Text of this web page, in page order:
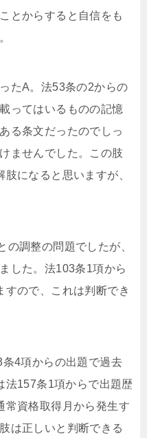
とからすると自信をも
たA。法53条の2からの
ってはいるものの記憶
る条文だったのでしっ
ませんでした。この肢
になると思いますが、
調整の問題でしたが、
した。法103条1項から
ので、これは判断でき
4項からの出題で過去
法157条1項からで出題歴
常資格取得月から発生す
は正しいと判断できる